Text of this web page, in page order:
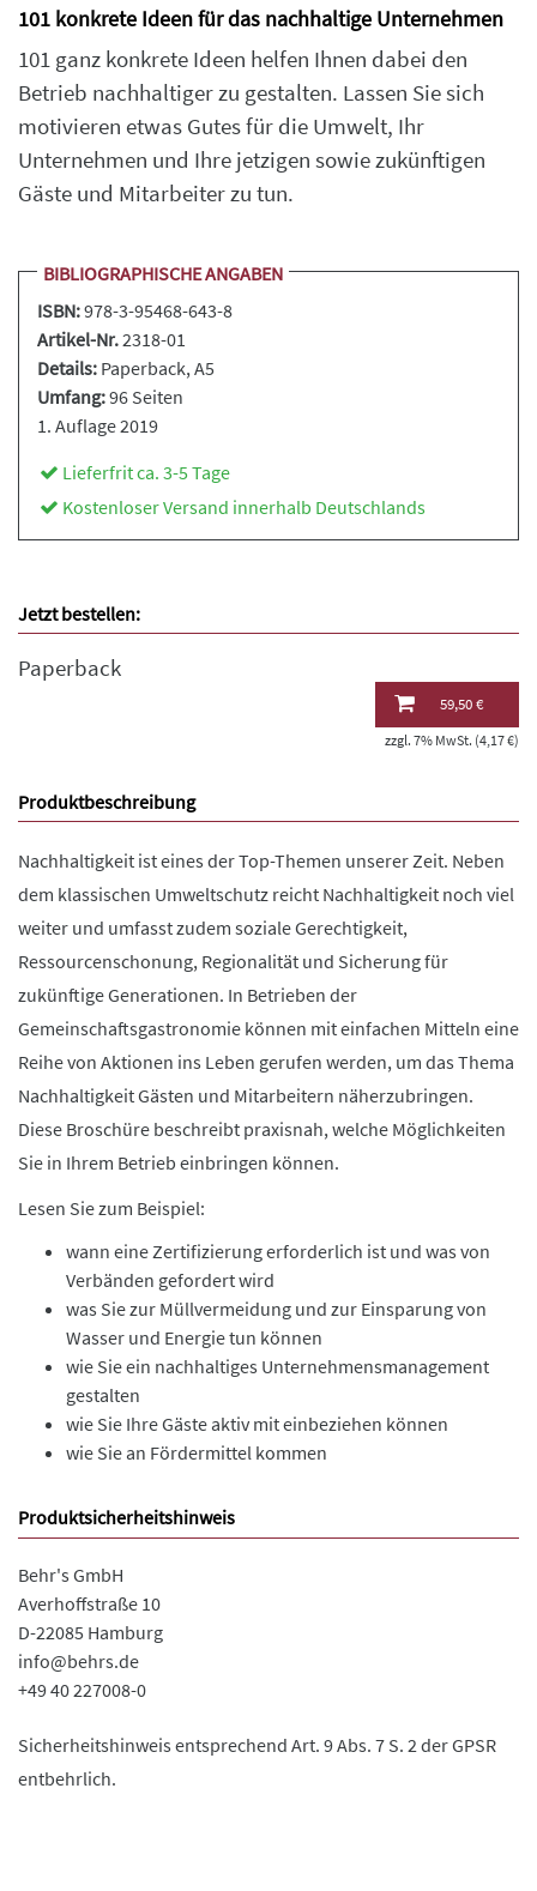
101 konkrete Ideen für das nachhaltige Unternehmen
101 ganz konkrete Ideen helfen Ihnen dabei den
Betrieb nachhaltiger zu gestalten. Lassen Sie sich
motivieren etwas Gutes für die Umwelt, Ihr
Unternehmen und Ihre jetzigen sowie zukünftigen
Gäste und Mitarbeiter zu tun.
BIBLIOGRAPHISCHE ANGABEN
ISBN:978-3-95468-643-8
Artikel-Nr.2318-01
Details: Paperback, A5
Umfang:96 Seiten
1. Auflage 2019
Lieferfrit ca. 3-5 Tage
Kostenloser Versand innerhalb Deutschlands
Jetzt bestellen:
Paperback
59,50 €
zzgl. 7% MwSt. (4,17 €)
Produktbeschreibung
Nachhaltigkeit ist eines der Top-Themen unserer Zeit. Neben
dem klassischen Umweltschutz reicht Nachhaltigkeit noch viel
weiter und umfasst zudem soziale Gerechtigkeit,
Ressourcenschonung, Regionalität und Sicherung für
zukünftige Generationen. In Betrieben der
Gemeinschaftsgastronomie können mit einfachen Mitteln eine
Reihe von Aktionen ins Leben gerufen werden, um das Thema
Nachhaltigkeit Gästen und Mitarbeitern näherzubringen.
Diese Broschüre beschreibt praxisnah, welche Möglichkeiten
Sie in Ihrem Betrieb einbringen können.
Lesen Sie zum Beispiel:
wann eine Zertifizierung erforderlich ist und was von
Verbänden gefordert wird
was Sie zur Müllvermeidung und zur Einsparung von
Wasser und Energie tun können
wie Sie ein nachhaltiges Unternehmensmanagement
gestalten
wie Sie Ihre Gäste aktiv mit einbeziehen können
wie Sie an Fördermittel kommen
Produktsicherheitshinweis
Behr's GmbH
Averhoffstraße 10
D-22085 Hamburg
info@behrs.de
+49 40 227008-0
Sicherheitshinweis entsprechend Art. 9 Abs. 7 S. 2 der GPSR
entbehrlich.